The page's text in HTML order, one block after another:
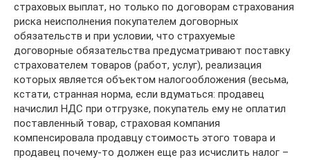
страховых выплат, но только по договорам страхования
риска неисполнения покупателем договорных
обязательств и при условии, что страхуемые
договорные обязательства предусматривают поставку
страхователем товаров (работ, услуг), реализация
которых является объектом налогообложения (весьма,
кстати, странная норма, если вдуматься: продавец
начислил НДС при отгрузке, покупатель ему не оплатил
поставленный товар, страховая компания
компенсировала продавцу стоимость этого товара и
продавец почему‑то должен еще раз исчислить налог –